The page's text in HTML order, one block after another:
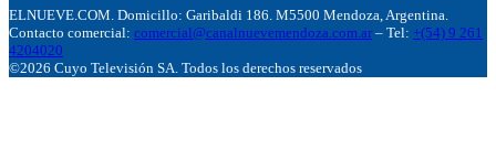
ELNUEVE.COM. Domicillo: Garibaldi 186. M5500 Mendoza, Argentina.
Contacto comercial: comercial@canalnuevemendoza.com.ar – Tel: +(54) 9 261
4204020
©2026 Cuyo Televisión SA. Todos los derechos reservados